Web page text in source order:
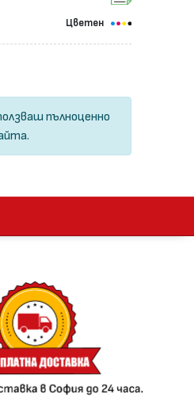
Цветен
пълноценно